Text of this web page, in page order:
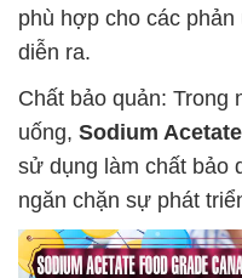
phù hợp cho các
diễn ra.
Chất bảo quản: Trong
uống, Sodium
sử dụng làm chất bảo
ngăn chặn sự phát